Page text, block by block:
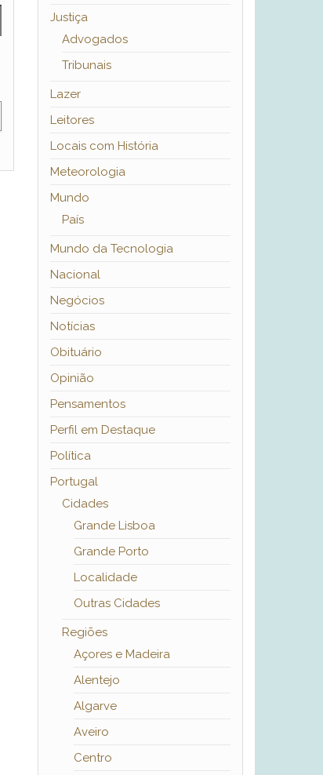
Justiça
Advogados
Tribunais
Lazer
Leitores
Locais com História
Meteorologia
Mundo
País
Mundo da Tecnologia
Nacional
Negócios
Notícias
Obituário
Opinião
Pensamentos
Perfil em Destaque
Política
Portugal
Cidades
Grande Lisboa
Grande Porto
Localidade
Outras Cidades
Regiões
Açores e Madeira
Alentejo
Algarve
Aveiro
Centro